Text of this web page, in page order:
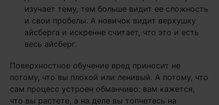
изучает тему, тем больше видит ее сложность
и свои пробелы. А новичок видит верхушку
айсберга и искренне считает, что это и есть
весь айсберг.
Поверхностное обучение вред приносит не
потому, что вы плохой или ленивый. А потому, что
сам процесс устроен обманчиво: вам кажется,
что вы растете, а на деле вы топчетесь на